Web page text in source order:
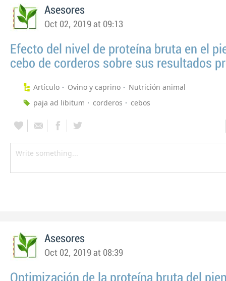
Asesores
Oct 02, 2019 at 09:13
Efecto del nivel de proteína bruta en el
cebo de corderos sobre sus resultados
Artículo Ovino y caprino
Nutrición animal
paja ad libitum
corderos cebos
Asesores
Oct 02, 2019 at 08:39
Optimización de la proteína bruta del